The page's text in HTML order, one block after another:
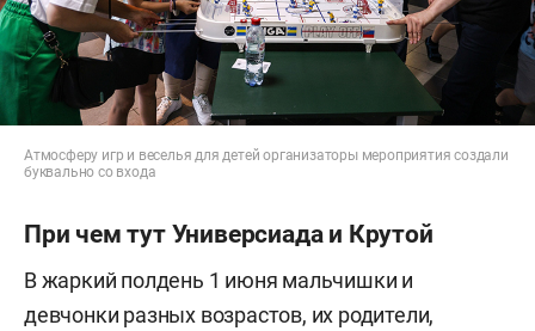
Атмосферу игр и веселья для детей организаторы мероприятия создали
буквально со входа
При чем тут Универсиада и Крутой
В жаркий полдень 1 июня мальчишки и
девчонки разных возрастов, их родители,